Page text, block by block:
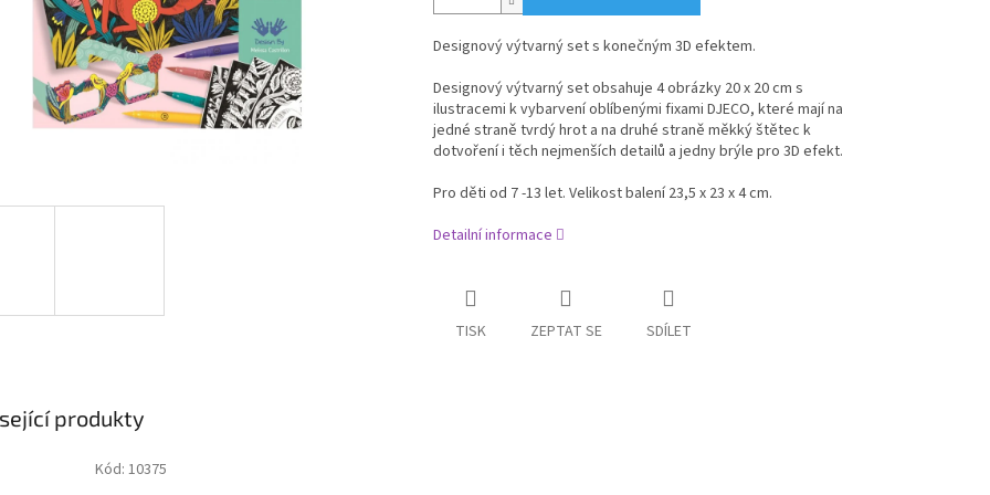
Designový výtvarný set s konečným 3D efektem.
Designový výtvarný set obsahuje 4 obrázky 20 x 20 cm s
ilustracemi k vybarvení oblíbenými fixami DJECO, které mají na
jedné straně tvrdý hrot a na druhé straně měkký štětec k
dotvoření i těch nejmenších detailů a jedny brýle pro 3D efekt.
Pro děti od 7 -13 let. Velikost balení 23,5 x 23 x 4 cm.
Detailní informace
TISK ZEPTAT SE SDÍLET
produkty
Kód: 10375